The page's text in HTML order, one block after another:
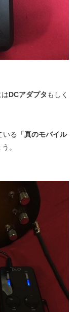
DCアダプタ もしく
いる
「真のモバイル
。